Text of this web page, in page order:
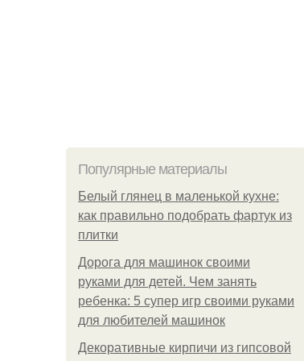
Популярные материалы
Белый глянец в маленькой кухне:
как правильно подобрать фартук из
плитки
Дорога для машинок своими
руками для детей. Чем занять
ребенка: 5 супер игр своими руками
для любителей машинок
Декоративные кирпичи из гипсовой